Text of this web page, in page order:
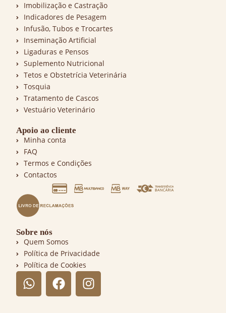
Imobilização e Castração
Indicadores de Pesagem
Infusão, Tubos e Trocartes
Inseminação Artificial
Ligaduras e Pensos
Suplemento Nutricional
Tetos e Obstetrícia Veterinária
Tosquia
Tratamento de Cascos
Vestuário Veterinário
Apoio ao cliente
Minha conta
FAQ
Termos e Condições
Contactos
Sobre nós
Quem Somos
Política de Privacidade
Política de Cookies